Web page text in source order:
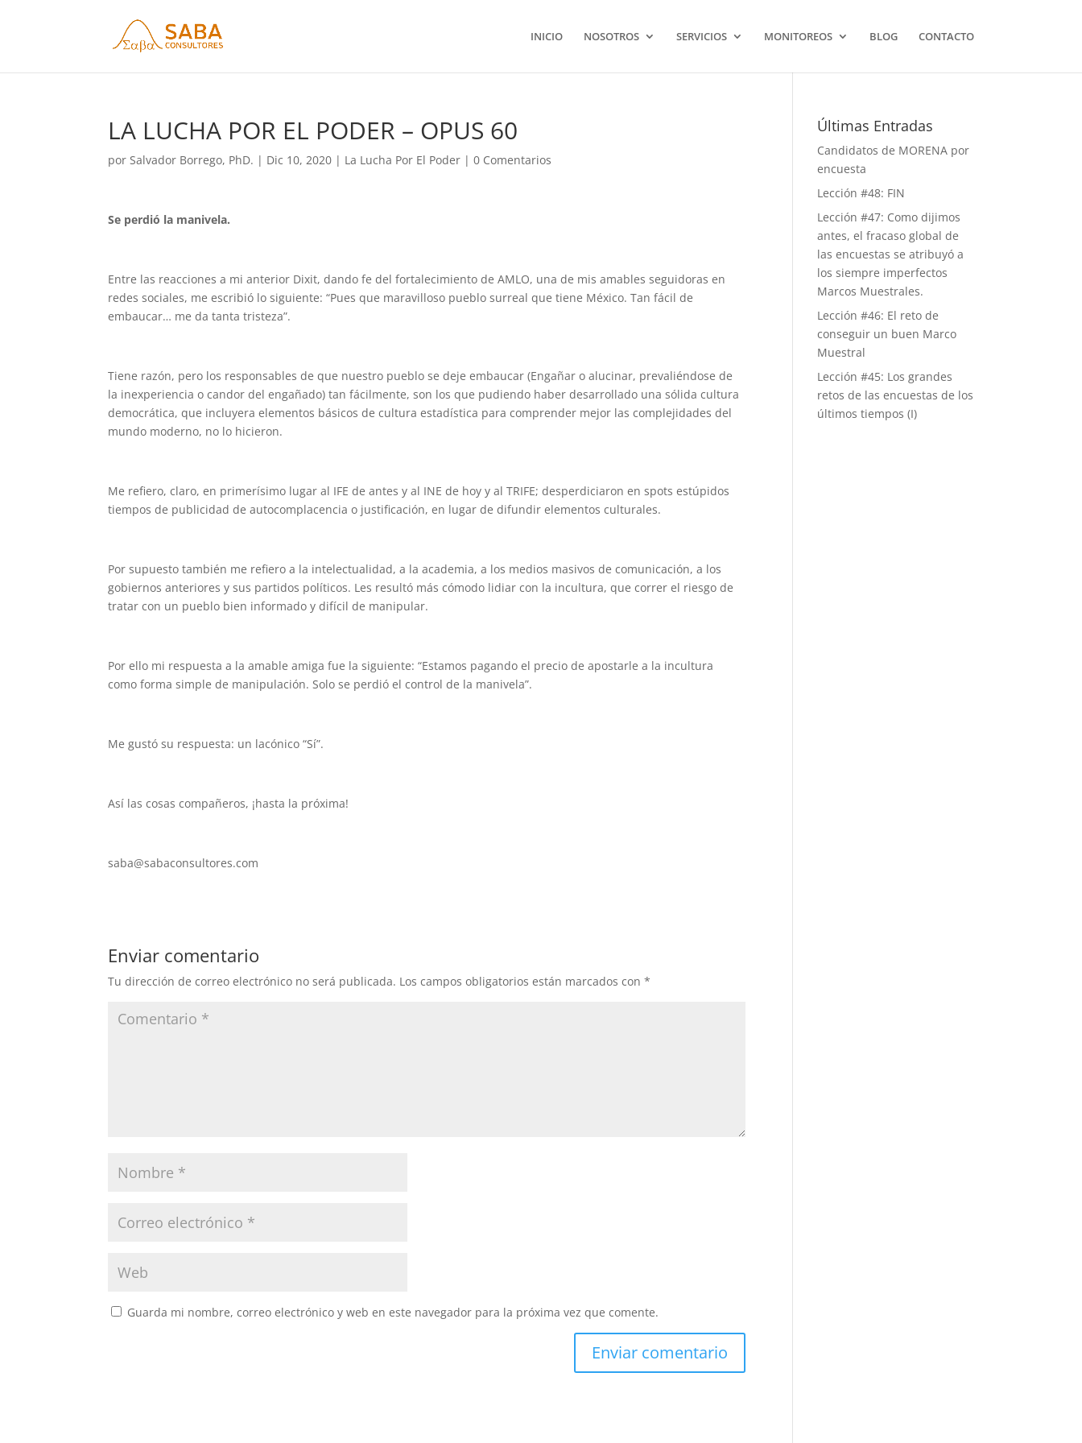
INICIO NOSOTROS SERVICIOS MONITOREOS BLOG CONTACTO
LA LUCHA POR EL PODER – OPUS 60
porSalvador Borrego, PhD. | Dic 10, 2020 | La Lucha Por El Poder |0 Comentarios
Se perdió la manivela.
Entre las reacciones a mi anterior Dixit, dando fe del fortalecimiento de AMLO, una de mis amables seguidoras en
redes sociales, me escribió lo siguiente: “Pues que maravilloso pueblo surreal que tiene México. Tan fácil de
embaucar… me da tanta tristeza”.
Tiene razón, pero los responsables de que nuestro pueblo se deje embaucar (Engañar o alucinar, prevaliéndose de
la inexperiencia o candor del engañado) tan fácilmente, son los que pudiendo haber desarrollado una sólida cultura
democrática, que incluyera elementos básicos de cultura estadística para comprender mejor las complejidades del
mundo moderno, no lo hicieron.
Me refiero, claro, en primerísimo lugar al IFE de antes y al INE de hoy y al TRIFE; desperdiciaron en spots estúpidos
tiempos de publicidad de autocomplacencia o justificación, en lugar de difundir elementos culturales.
Por supuesto también me refiero a la intelectualidad, a la academia, a los medios masivos de comunicación, a los
gobiernos anteriores y sus partidos políticos. Les resultó más cómodo lidiar con la incultura, que correr el riesgo de
tratar con un pueblo bien informado y difícil de manipular.
Por ello mi respuesta a la amable amiga fue la siguiente: “Estamos pagando el precio de apostarle a la incultura
como forma simple de manipulación. Solo se perdió el control de la manivela”.
Me gustó su respuesta: un lacónico “Sí”.
Así las cosas compañeros, ¡hasta la próxima!
saba@sabaconsultores.com
Enviar comentario
Tu dirección de correo electrónico no será publicada. Los campos obligatorios están marcados con*
Guarda mi nombre, correo electrónico y web en este navegador para la próxima vez que comente.
Últimas Entradas
Candidatos de MORENA por
encuesta
Lección #48: FIN
Lección #47: Como dijimos
antes, el fracaso global de
las encuestas se atribuyó a
los siempre imperfectos
Marcos Muestrales.
Lección #46: El reto de
conseguir un buen Marco
Muestral
Lección #45: Los grandes
retos de las encuestas de los
últimos tiempos (I)